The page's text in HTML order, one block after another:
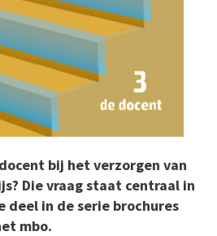
bij het verzorgen van
Die vraag staat centraal in
deel in de serie brochures
mbo.